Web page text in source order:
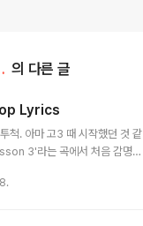
LINE 의 다른 글
Lyrics
척. 아마 고3 때 시작했던 것 같
3'라는 곡에서 처음 감명을
는 펀치라인에서 이런 이미지